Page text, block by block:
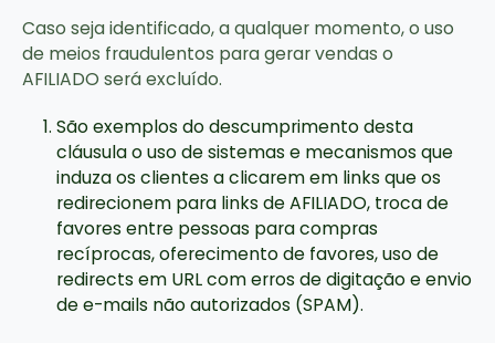
Caso seja identificado, a qualquer momento, o uso
de meios fraudulentos para gerar vendas o
AFILIADO será excluído.
São exemplos do descumprimento desta
cláusula o uso de sistemas e mecanismos que
induza os clientes a clicarem em links que os
redirecionem para links de AFILIADO, troca de
favores entre pessoas para compras
recíprocas, oferecimento de favores, uso de
redirects em URL com erros de digitação e envio
de e-mails não autorizados (SPAM).